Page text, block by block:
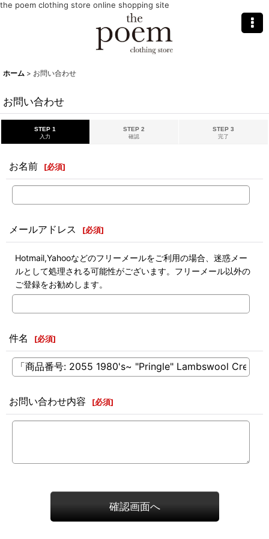
the poem clothing store online shopping site
ホーム > お問い合わせ
お問い合わせ
STEP 1
入力
STEP 2
確認
STEP 3
完了
お名前 [必須]
メールアドレス [必須]
Hotmail,Yahooなどのフリーメールをご利用の場合、迷惑メー
ルとして処理される可能性がございます。フリーメール以外の
ご登録をお勧めします。
件名 [必須]
お問い合わせ内容 [必須]
確認画面へ